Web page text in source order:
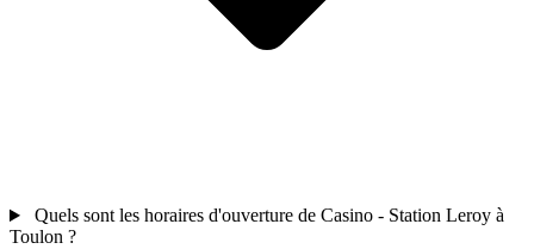
Quels sont les horaires d'ouverture de Casino - Station Leroy à
Toulon ?